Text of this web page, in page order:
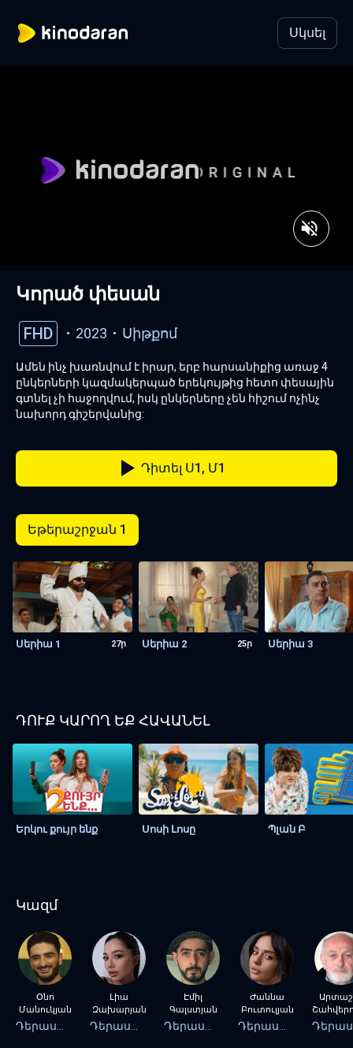
Սկսել
Կորած փեսան
FHD 2023 Սիթքոմ
Ամեն ինչ խառնվում է իրար, երբ հարսանիքից առաջ 4
ընկերների կազմակերպած երեկույթից հետո փեսային
գտնել չի հաջողվում, իսկ ընկերները չեն հիշում ոչինչ
նախորդ գիշերվանից:
Դիտել Ս1, Մ1
Եթերաշրջան 1
Սերիա 1 27ր Սերիա 2 25ր Սերիա 3
ԴՈՒՔ ԿԱՐՈՂ ԵՔ ՀԱՎԱՆԵԼ
Երկու քույր ենք Սոսի Լոսը Պլան Բ
Կազմ
Օնո
Մանուկյան
Լիա
Զախարյան
Էմիլ
Գալստյան
Ժաննա
Բուտուլյան